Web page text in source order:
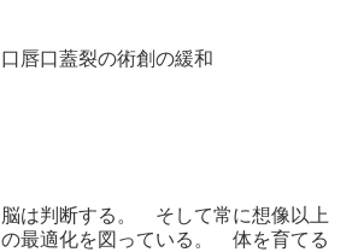
口唇口蓋裂の術創の緩和
脳は判断する。 そして常に想像以上
の最適化を図っている。 体を育てる